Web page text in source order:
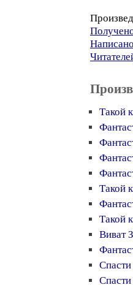
Такой
Такой
Такой
Виват
Спасти